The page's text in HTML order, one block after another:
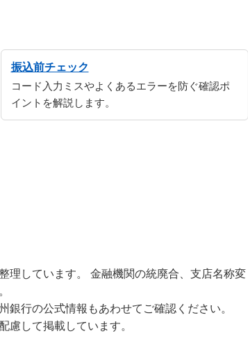
振込前チェック
コード入力ミスやよくあるエラーを防ぐ確認ポ
イントを解説します。
理しています。 金融機関の統廃合、支店名称変
行の公式情報もあわせてご確認ください。
慮して掲載しています。